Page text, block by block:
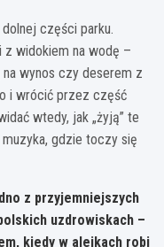
części parku.
z widokiem na wodę –
wynos czy deserem z
i wrócić przez część
wtedy, jak „żyją” te
gdzie toczy się
z przyjemniejszych
uzdrowiskach –
kiedy w alejkach robi